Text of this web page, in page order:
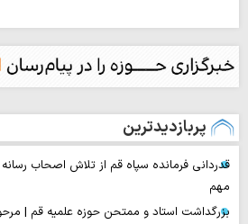
پربازدیدترین
قدردانی فرمانده سپاه قم از تلاش اصحاب
مهم
بزرگداشت استاد و ممتحن حوزه علمیه قم |